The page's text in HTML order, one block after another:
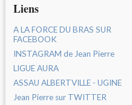
Liens
A LA FORCE DU BRAS SUR
FACEBOOK
INSTAGRAM de Jean Pierre
LIGUE AURA
ASSAU ALBERTVILLE - UGINE
Jean Pierre sur TWITTER